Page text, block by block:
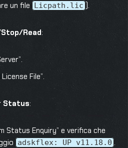
un file Licpath.lic ).
Read:
File”.
Status:
Status Enquiry” e verifica che
adskflex: UP v11.18.0 .